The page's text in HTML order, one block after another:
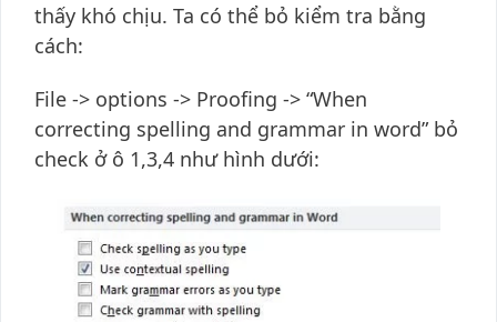
thấy khó chịu. Ta có thể bỏ kiểm tra bằng
cách:
File -> options -> Proofing -> “When
correcting spelling and grammar in word” bỏ
check ở ô 1,3,4 như hình dưới: